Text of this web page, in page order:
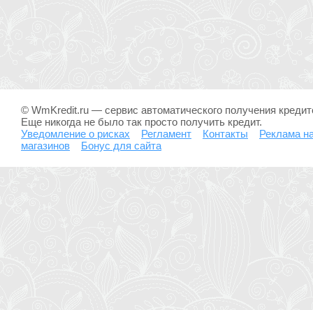
© WmKredit.ru — сервис автоматического получения
Еще никогда не было так просто получить кредит.
Уведомление о рисках
Регламент Контакты
Реклама
магазинов
Бонус для сайта